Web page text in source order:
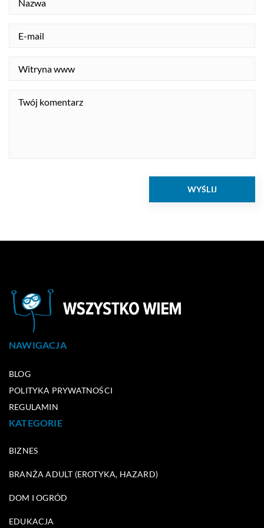
NAWIGACJA
BLOG
POLITYKA PRYWATNOŚCI
REGULAMIN
KATEGORIE
BIZNES
BRANŻA ADULT (EROTYKA, HAZARD)
DOM I OGRÓD
EDUKACJA